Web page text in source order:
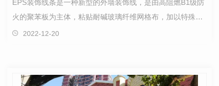
EPS装饰线条是一种新型的外墙装饰线，是由高阻燃B1级防
火的聚苯板为主体，粘贴耐碱玻璃纤维网格布，加以特殊的
界面砂粘结复合而成的环保节能..装饰建材产品。EPS装…
2022-12-20